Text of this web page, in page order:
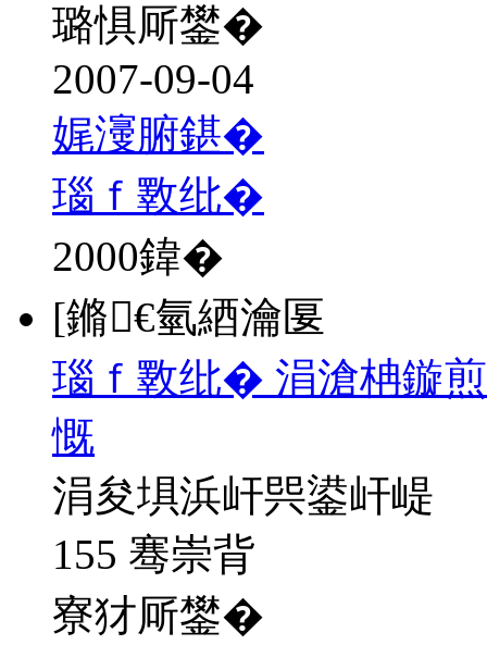
璐惧厛鐢�
2007-09-04
娓濅腑鍖�
瑙ｆ斁纰�
2000鍏�
[鏅€氫綇瀹匽
瑙ｆ斁纰� 涓滄柟鏇
慨
涓夋埧浜屽巺鍙屽崼
155 骞崇背
寮犲厛鐢�